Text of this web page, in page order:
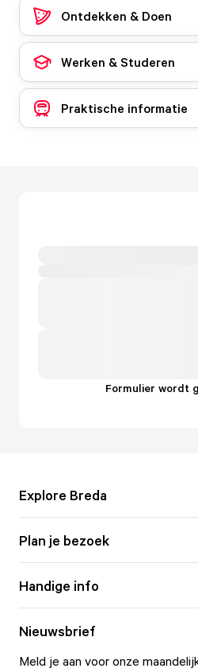
Ontdekken & Doen
Werken & Studeren
Praktische informatie
Formulier wordt
Explore Breda
Plan je bezoek
Handige info
Nieuwsbrief
Meld je aan voor onze